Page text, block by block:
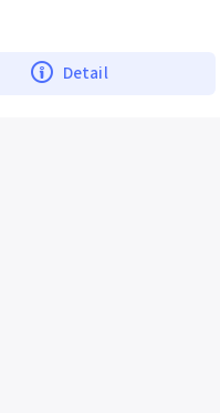
Detail